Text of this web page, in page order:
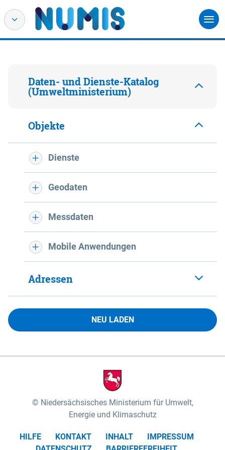
Daten- und Dienste-Katalog
(Umweltministerium)
Objekte
Dienste
Geodaten
Messdaten
Mobile Anwendungen
Adressen
NEU LADEN
Niedersächsisches Ministerium für Umwelt,
Energie und Klimaschutz
HILFE KONTAKT INHALT
IMPRESSUM